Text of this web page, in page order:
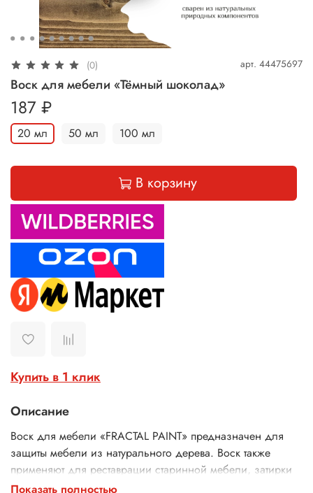
(0) арт. 44475697
Воск для мебели «Тёмный шоколад»
187 ₽
20 мл 50 мл 100 мл
В корзину
Купить в 1 клик
Описание
Воск для мебели «FRACTAL PAINT» предназначен для
защиты мебели из натурального дерева. Воск также
применяют для реставрации старинной мебели, затирки
сколов, трещин и царапин на древесине любых типов.
Показать полностью